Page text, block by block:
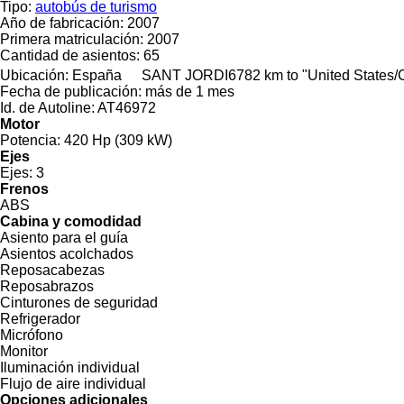
Tipo: autobús de turismo
Año de fabricación: 2007
Primera matriculación: 2007
Cantidad de asientos: 65
Ubicación: España SANT JORDI 6782 km to "United States/
Fecha de publicación: más de 1 mes
Id. de Autoline: AT46972
Motor
Potencia: 420 Hp (309 kW)
Ejes
Ejes: 3
Frenos
ABS
Cabina y comodidad
Asiento para el guía
Asientos acolchados
Reposacabezas
Reposabrazos
Cinturones de seguridad
Refrigerador
Micrófono
Monitor
Iluminación individual
Flujo de aire individual
Opciones adicionales